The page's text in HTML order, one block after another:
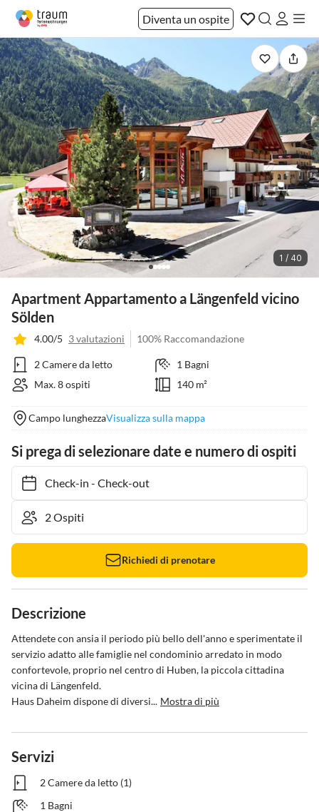
Diventa un ospite
1 / 40
Apartment Appartamento a Längenfeld vicino
Sölden
4.00/5 3 valutazioni 100% Raccomandazione
2 Camere da letto
1 Bagni
Max. 8 ospiti
140 m²
Campo lunghezzaVisualizza sulla mappa
Si prega di selezionare date e numero di ospiti
Check-in- Check-out
Richiedi di prenotare
Descrizione
Attendete con ansia il periodo più bello dell'anno e sperimentate il
servizio adatto alle famiglie nel condominio arredato in modo
confortevole, proprio nel centro di Huben, la piccola cittadina
vicina di Längenfeld.
Haus Daheim dispone di diversi... Mostra di più
Servizi
2 Camere da letto (1)
1 Bagni